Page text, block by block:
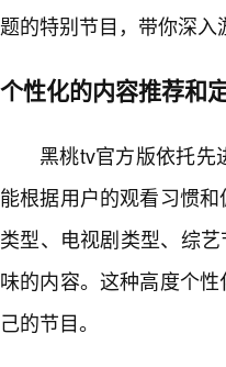
题的特别节目，带你深
个性化的内容推荐和
黑桃tv官方版依托先
能根据用户的观看习惯
类型、电视剧类型、综
味的内容。这种高度个
己的节目。